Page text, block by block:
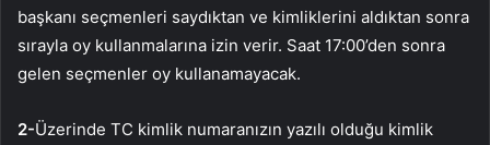
başkanı seçmenleri saydıktan ve kimliklerini aldıktan sonra
sırayla oy kullanmalarına izin verir. Saat 17:00’den sonra
gelen seçmenler oy kullanamayacak.
2-Üzerinde TC kimlik numaranızın yazılı olduğu kimlik